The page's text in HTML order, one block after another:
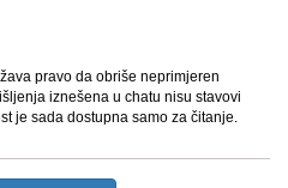
pravo da obriše neprimjeren
iznešena u chatu nisu stavovi
je sada dostupna samo za čitanje.